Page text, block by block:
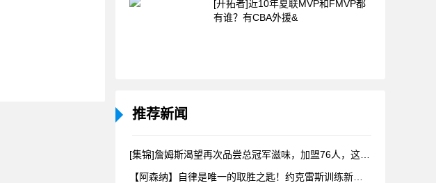
[开拓者]近10年夏联MVP和FMVP都
有谁？有CBA外援&
推荐新闻